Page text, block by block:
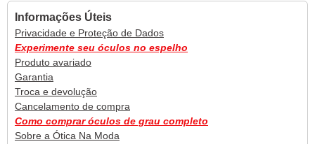
Informações Úteis
Privacidade e Proteção de Dados
Experimente seu óculos no espelho
Produto avariado
Garantia
Troca e devolução
Cancelamento de compra
Como comprar óculos de grau completo
Sobre a Ótica Na Moda